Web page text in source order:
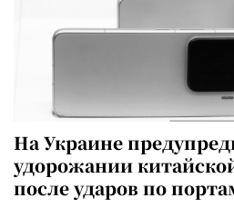
На Украине
удорожании
после ударов по